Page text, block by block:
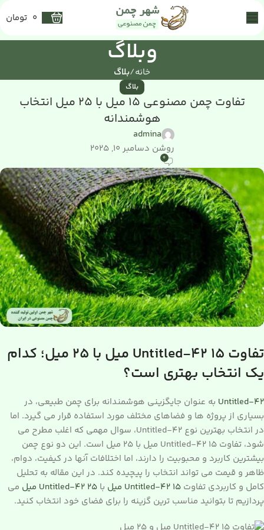
0 تومان
وبلاگ
خانه بلاگ
بلاگ
تفاوت چمن مصنوعی 15 میل با 25 میل انتخاب
هوشمندانه
admina
روشن دسامبر 10, 2025
0
تفاوت Untitled-42 15 میل با 25 میل؛ کدام
یک انتخاب بهتری است؟
Untitled-42 به عنوان جایگزینی هوشمندانه برای چمن طبیعی، در
بسیاری از پروژه ها و فضاهای مختلف مورد استفاده قرار می گیرد. اما
در انتخاب بهترین نوع Untitled-42، سوال مهمی که اغلب مطرح می
شود، تفاوت Untitled-42 15 میل با 25 میل است. این دو نوع چمن
بیشترین کاربرد و محبوبیت را دارند، اما اختلافات آنها در کیفیت، دوام،
ظاهر و قیمت می تواند انتخاب را پیچیده کند. در این مقاله به تحلیل
کامل و کاربردی تفاوت Untitled-42 15 میل با Untitled-42 25 میل
می
پردازیم تا بتوانید مناسب ترین گزینه را برای فضای خود انتخاب کنید.